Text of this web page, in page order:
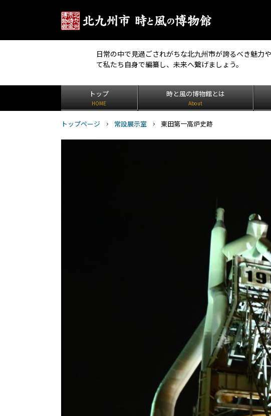
日常の中で見過ごされがちな北九州市が誇るべき魅力
て私たち自身で編纂し、未来へ繋げましょう。
トップ
HOME
時と風の博物館とは
About
トップページ 常設展示室 東田第一高炉史跡